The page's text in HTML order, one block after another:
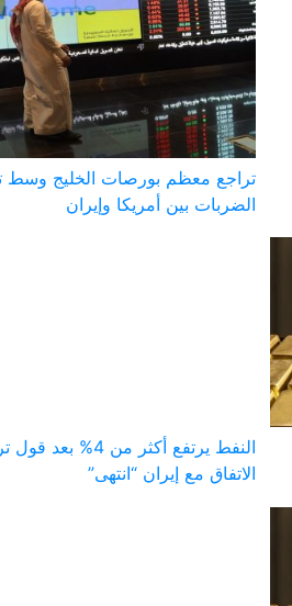
تراجع معظم بورصات الخليج وسط
الضربات بين أمريكا وإيران
النفط يرتفع أكثر من 4%
الاتفاق مع إيران “انتهى”